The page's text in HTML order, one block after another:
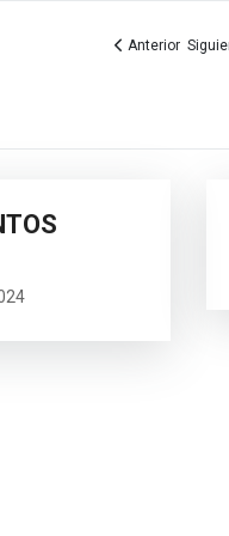
Artículo anterior:
Anterior